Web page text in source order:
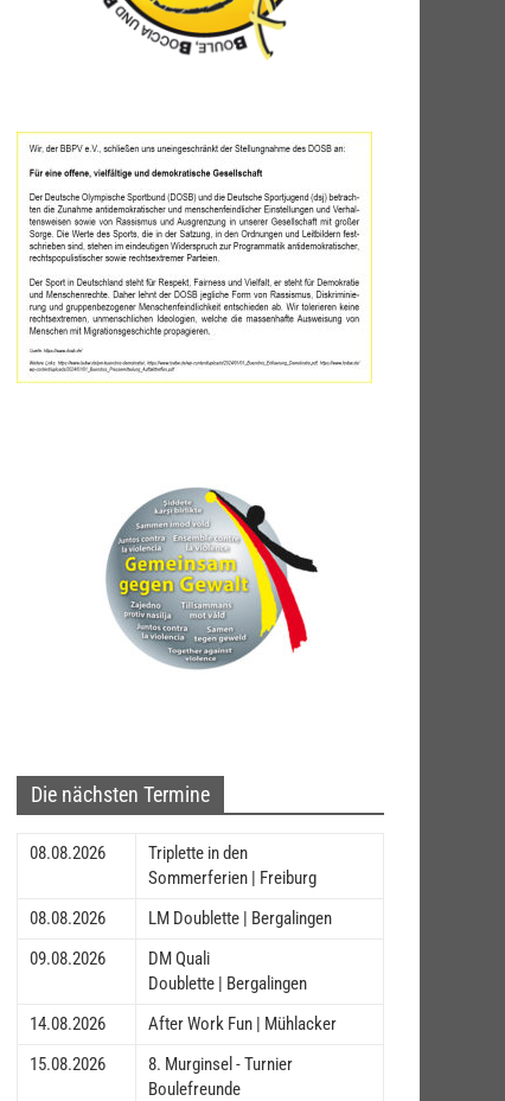
Die nächsten Termine
08.08.2026
Triplette in den
Sommerferien | Freiburg
08.08.2026
LM Doublette | Bergalingen
09.08.2026
DM Quali
Doublette | Bergalingen
14.08.2026
After Work Fun | Mühlacker
15.08.2026
8. Murginsel - Turnier
Boulefreunde